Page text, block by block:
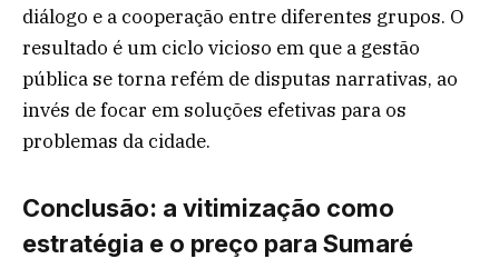
diálogo e a cooperação entre diferentes grupos. O
resultado é um ciclo vicioso em que a gestão
pública se torna refém de disputas narrativas, ao
invés de focar em soluções efetivas para os
problemas da cidade.
Conclusão: a vitimização como
estratégia e o preço para Sumaré